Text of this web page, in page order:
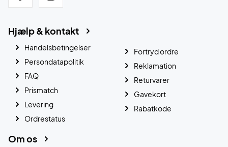
Hjælp & kontakt
Handelsbetingelser
Persondatapolitik
FAQ
Prismatch
Levering
Ordrestatus
Fortryd ordre
Reklamation
Returvarer
Gavekort
Rabatkode
Om os